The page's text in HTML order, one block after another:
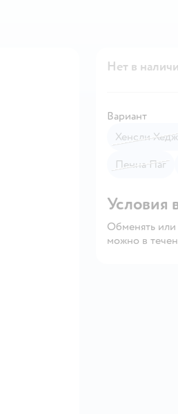
Нет в
Вариант
Хенсли
Пенна Паг
Условия
Обменять или
можно в